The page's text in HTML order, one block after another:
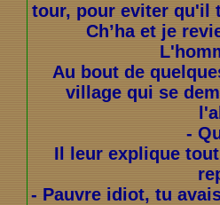
tour, pour eviter qu'il
Ch’ha et je
Au bout de
village qui se
-
Il leur explique
- Pauvre idiot, tu